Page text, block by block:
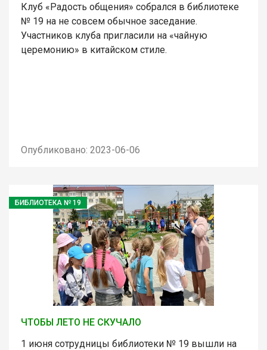
Клуб «Радость общения» собрался в библиотеке
№ 19 на не совсем обычное заседание.
Участников клуба пригласили на «чайную
церемонию» в китайском стиле.
Опубликовано: 2023-06-06
БИБЛИОТЕКА № 19
ЧТОБЫ ЛЕТО НЕ СКУЧАЛО
1 июня сотрудницы библиотеки № 19 вышли на